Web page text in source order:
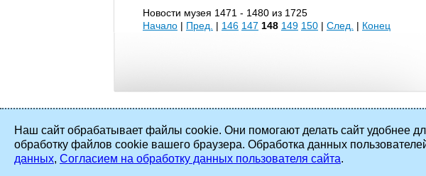
Новости музея 1471 - 1480 из 1725
Начало | Пред. | 146 147 148 149 150 | След. | Конец
2002 - 2026 ©ПАО «Мосэнерго». Все права защищены.
Наш сайт обрабатывает файлы cookie. Они помогают делать сайт удобнее
обработку файлов cookie вашего браузера. Обработка данных
данных, Согласием на обработку данных пользователя сайта.